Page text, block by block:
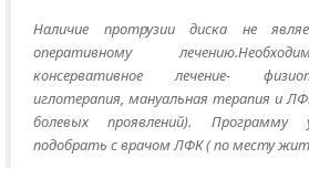
Наличие протрузии диска не
оперативному
консервативное лечение-
иглотерапия, мануальная терапия и
болевых проявлений). Программу
подобрать с врачом ЛФК ( по месту